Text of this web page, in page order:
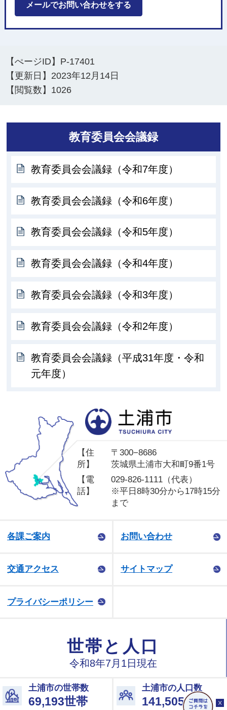
メールでお問い合わせをする
【ぺージID】 P-17401
【更新日】 2023年12月14日
【閲覧数】 1026
教育委員会会議録
教育委員会会議録（令和7年度）
教育委員会会議録（令和6年度）
教育委員会会議録（令和5年度）
教育委員会会議録（令和4年度）
教育委員会会議録（令和3年度）
教育委員会会議録（令和2年度）
教育委員会会議録（平成31年度・令和
元年度）
【住
所】
〒300−8686
茨城県土浦市大和町9番1号
【電
話】
029-826-1111（代表）
※平日8時30分から17時15分
まで
各課ご案内 お問い合わせ
交通アクセス サイトマップ
プライバシーポリシー